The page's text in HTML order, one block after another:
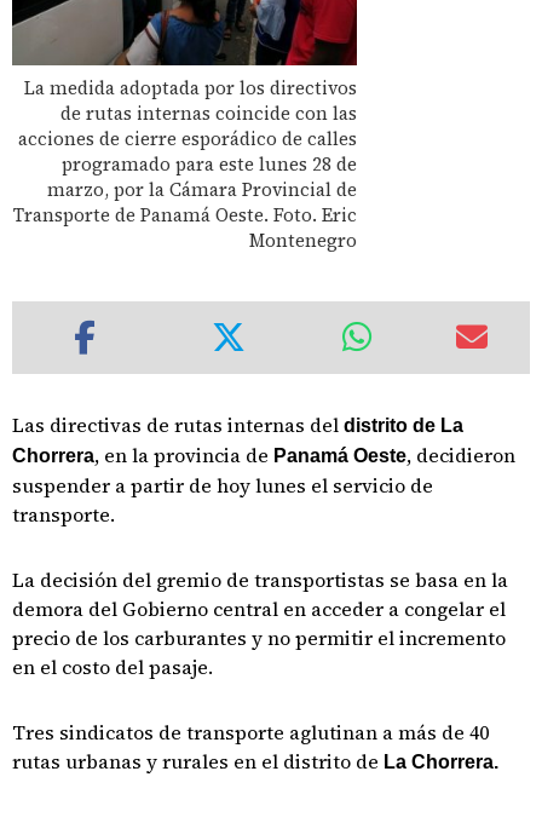
La medida adoptada por los directivos
de rutas internas coincide con las
acciones de cierre esporádico de calles
programado para este lunes 28 de
marzo, por la Cámara Provincial de
Transporte de Panamá Oeste. Foto. Eric
Montenegro
Las directivas de rutas internas del distrito de La
Chorrera, en la provincia de Panamá Oeste, decidieron
suspender a partir de hoy lunes el servicio de
transporte.
La decisión del gremio de transportistas se basa en la
demora del Gobierno central en acceder a congelar el
precio de los carburantes y no permitir el incremento
en el costo del pasaje.
Tres sindicatos de transporte aglutinan a más de 40
rutas urbanas y rurales en el distrito de La Chorrera.